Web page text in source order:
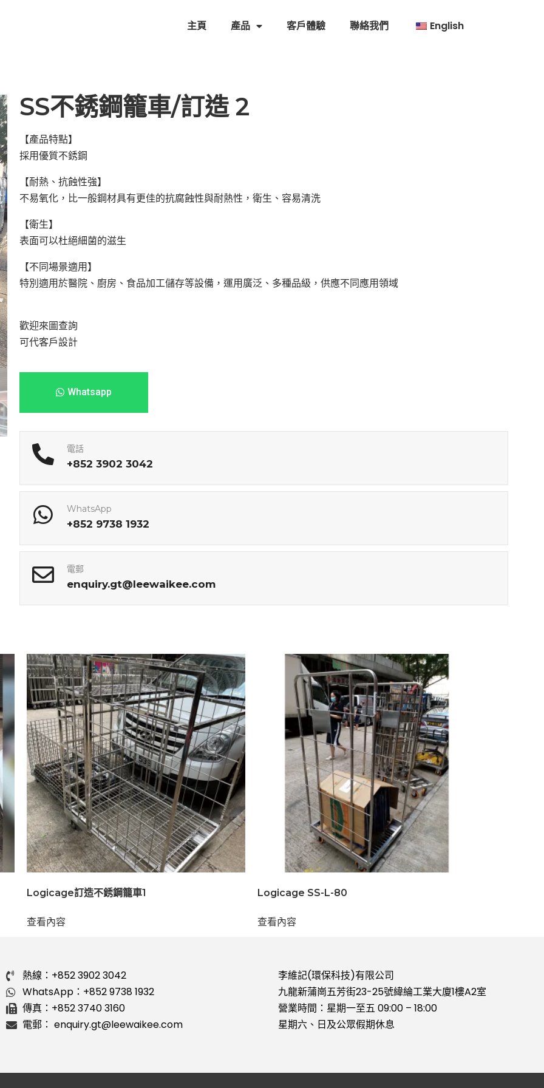
主頁 產品 客戶體驗 聯絡我們 English
SS不銹鋼籠車/訂造 2
【產品特點】
採用優質不銹鋼
【耐熱、抗蝕性強】
不易氧化，比一般鋼材具有更佳的抗腐蝕性與耐熱性，衛生、容易清洗
【衛生】
表面可以杜絕細菌的滋生
【不同場景適用】
特別適用於醫院、廚房、食品加工儲存等設備，運用廣泛、多種品級，供應不同應用領域
歡迎來圖查詢
可代客戶設計
Whatsapp
電話
+852 3902 3042
WhatsApp
+852 9738 1932
電郵
enquiry.gt@leewaikee.com
Logicage訂造不銹鋼籠車1
查看內容
Logicage SS-L-80
查看內容
熱線：+852 3902 3042
WhatsApp：+852 9738 1932
傳真：+852 3740 3160
電郵： enquiry.gt@leewaikee.com
李維記(環保科技)有限公司
九龍新蒲崗五芳街23-25號緯綸工業大廈1樓A2室
營業時間：星期一至五 09:00 – 18:00
星期六、日及公眾假期休息